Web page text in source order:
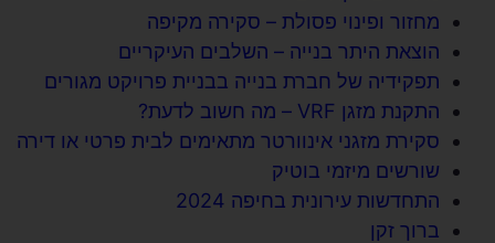
מחזור ופינוי פסולת – סקירה מקיפה
הוצאת היתר בנייה – השלבים העיקריים
תפקידיה של חברת בנייה בבניית פרויקט מגורים
התקנת מזגן VRF – מה חשוב לדעת?
סקירת מזגני אינוורטר מתאימים לבית פרטי או דירה
שורשים מיזמי בוטיק
התחדשות עירונית בחיפה 2024
ברוך זקן